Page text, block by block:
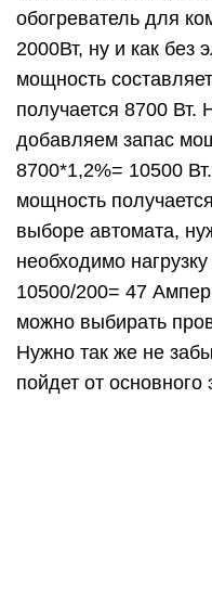
обогреватель для
2000Вт, ну и как без
мощность
получается 8700 Вт.
добавляем запас
8700*1,2%= 10500
мощность
выборе автомата,
необходимо
10500/200= 47
можно выбирать
Нужно так же не
пойдет от